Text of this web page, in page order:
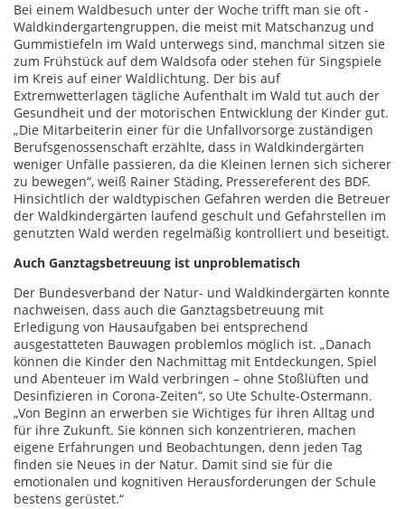
Bei einem Waldbesuch unter der Woche trifft man sie oft -
Waldkindergartengruppen, die meist mit Matschanzug und
Gummistiefeln im Wald unterwegs sind, manchmal sitzen sie
zum Frühstück auf dem Waldsofa oder stehen für Singspiele
im Kreis auf einer Waldlichtung. Der bis auf
Extremwetterlagen tägliche Aufenthalt im Wald tut auch der
Gesundheit und der motorischen Entwicklung der Kinder gut.
„Die Mitarbeiterin einer für die Unfallvorsorge zuständigen
Berufsgenossenschaft erzählte, dass in Waldkindergärten
weniger Unfälle passieren, da die Kleinen lernen sich sicherer
zu bewegen“, weiß Rainer Städing, Pressereferent des BDF.
Hinsichtlich der waldtypischen Gefahren werden die Betreuer
der Waldkindergärten laufend geschult und Gefahrstellen im
genutzten Wald werden regelmäßig kontrolliert und beseitigt.
Auch Ganztagsbetreuung ist unproblematisch
Der Bundesverband der Natur- und Waldkindergärten konnte
nachweisen, dass auch die Ganztagsbetreuung mit
Erledigung von Hausaufgaben bei entsprechend
ausgestatteten Bauwagen problemlos möglich ist. „Danach
können die Kinder den Nachmittag mit Entdeckungen, Spiel
und Abenteuer im Wald verbringen – ohne Stoßlüften und
Desinfizieren in Corona-Zeiten“, so Ute Schulte-Ostermann.
„Von Beginn an erwerben sie Wichtiges für ihren Alltag und
für ihre Zukunft. Sie können sich konzentrieren, machen
eigene Erfahrungen und Beobachtungen, denn jeden Tag
finden sie Neues in der Natur. Damit sind sie für die
emotionalen und kognitiven Herausforderungen der Schule
bestens gerüstet.“